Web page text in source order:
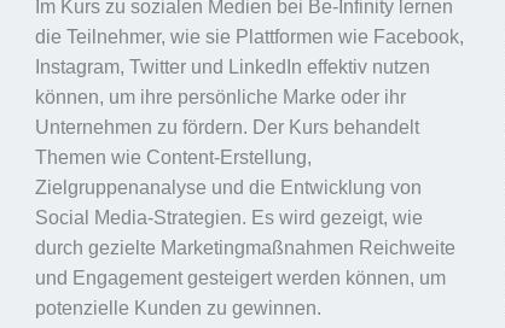
Im Kurs zu sozialen Medien bei Be-Infinity lernen
die Teilnehmer, wie sie Plattformen wie Facebook,
Instagram, Twitter und LinkedIn effektiv nutzen
können, um ihre persönliche Marke oder ihr
Unternehmen zu fördern. Der Kurs behandelt
Themen wie Content-Erstellung,
Zielgruppenanalyse und die Entwicklung von
Social Media-Strategien. Es wird gezeigt, wie
durch gezielte Marketingmaßnahmen Reichweite
und Engagement gesteigert werden können, um
potenzielle Kunden zu gewinnen.